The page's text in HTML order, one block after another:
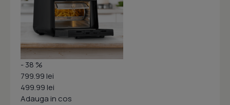
- 38 %
799.99 lei
499.99 lei
Adauga in cos